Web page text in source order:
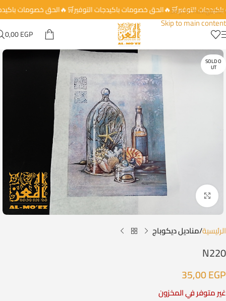
Skip to navigation
Skip to main content
التوفير🛒🔥الحق خصومات باكيدجات التوفير🛒🔥الحق خصومات
0,00EGP
SOLD O
UT
Click to enlarge
الرئيسية مناديل ديكوباج
N220
35,00EGP
غير متوفر في المخزون